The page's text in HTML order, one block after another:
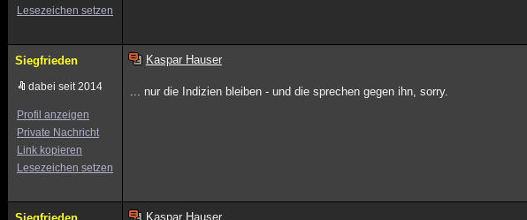
Lesezeichen setzen
Siegfrieden
dabei seit 2014
Profil anzeigen
Private Nachricht
Link kopieren
Lesezeichen setzen
Kaspar Hauser
... nur die Indizien bleiben - und die sprechen gegen ihn, sorry.
Kaspar Hauser